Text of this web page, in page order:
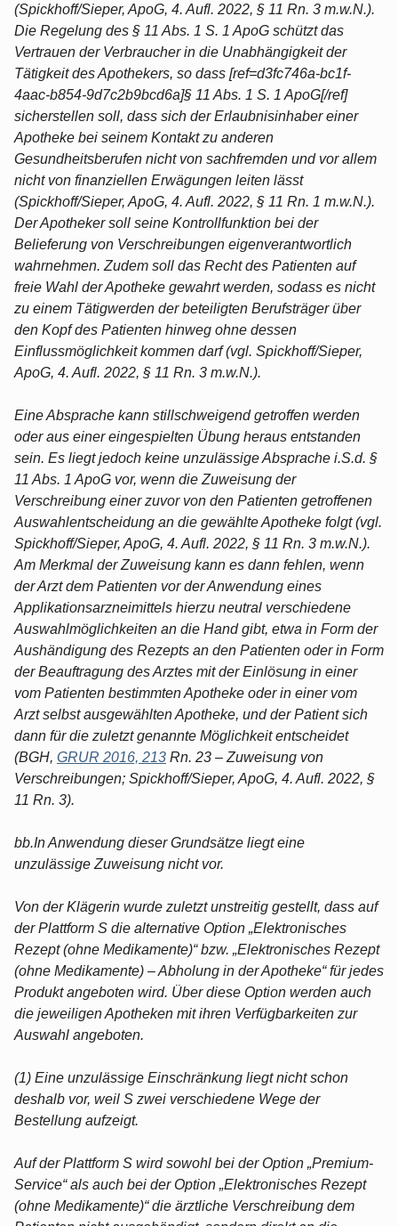
(Spickhoff/Sieper, ApoG, 4. Aufl. 2022, § 11 Rn. 3 m.w.N.).
Die Regelung des § 11 Abs. 1 S. 1 ApoG schützt das
Vertrauen der Verbraucher in die Unabhängigkeit der
Tätigkeit des Apothekers, so dass [ref=d3fc746a-bc1f-
4aac-b854-9d7c2b9bcd6a]§ 11 Abs. 1 S. 1 ApoG[/ref]
sicherstellen soll, dass sich der Erlaubnisinhaber einer
Apotheke bei seinem Kontakt zu anderen
Gesundheitsberufen nicht von sachfremden und vor allem
nicht von finanziellen Erwägungen leiten lässt
(Spickhoff/Sieper, ApoG, 4. Aufl. 2022, § 11 Rn. 1 m.w.N.).
Der Apotheker soll seine Kontrollfunktion bei der
Belieferung von Verschreibungen eigenverantwortlich
wahrnehmen. Zudem soll das Recht des Patienten auf
freie Wahl der Apotheke gewahrt werden, sodass es nicht
zu einem Tätigwerden der beteiligten Berufsträger über
den Kopf des Patienten hinweg ohne dessen
Einflussmöglichkeit kommen darf (vgl. Spickhoff/Sieper,
ApoG, 4. Aufl. 2022, § 11 Rn. 3 m.w.N.).
Eine Absprache kann stillschweigend getroffen werden
oder aus einer eingespielten Übung heraus entstanden
sein. Es liegt jedoch keine unzulässige Absprache i.S.d. §
11 Abs. 1 ApoG vor, wenn die Zuweisung der
Verschreibung einer zuvor von den Patienten getroffenen
Auswahlentscheidung an die gewählte Apotheke folgt (vgl.
Spickhoff/Sieper, ApoG, 4. Aufl. 2022, § 11 Rn. 3 m.w.N.).
Am Merkmal der Zuweisung kann es dann fehlen, wenn
der Arzt dem Patienten vor der Anwendung eines
Applikationsarzneimittels hierzu neutral verschiedene
Auswahlmöglichkeiten an die Hand gibt, etwa in Form der
Aushändigung des Rezepts an den Patienten oder in Form
der Beauftragung des Arztes mit der Einlösung in einer
vom Patienten bestimmten Apotheke oder in einer vom
Arzt selbst ausgewählten Apotheke, und der Patient sich
dann für die zuletzt genannte Möglichkeit entscheidet
(BGH, GRUR 2016, 213 Rn. 23 – Zuweisung von
Verschreibungen; Spickhoff/Sieper, ApoG, 4. Aufl. 2022, §
11 Rn. 3).
bb.In Anwendung dieser Grundsätze liegt eine
unzulässige Zuweisung nicht vor.
Von der Klägerin wurde zuletzt unstreitig gestellt, dass auf
der Plattform S die alternative Option „Elektronisches
Rezept (ohne Medikamente)“ bzw. „Elektronisches Rezept
(ohne Medikamente) – Abholung in der Apotheke“ für jedes
Produkt angeboten wird. Über diese Option werden auch
die jeweiligen Apotheken mit ihren Verfügbarkeiten zur
Auswahl angeboten.
(1) Eine unzulässige Einschränkung liegt nicht schon
deshalb vor, weil S zwei verschiedene Wege der
Bestellung aufzeigt.
Auf der Plattform S wird sowohl bei der Option „Premium-
Service“ als auch bei der Option „Elektronisches Rezept
(ohne Medikamente)“ die ärztliche Verschreibung dem